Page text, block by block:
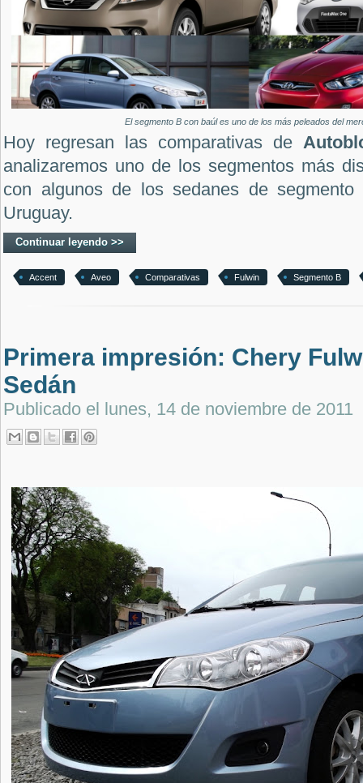
El segmento B con baúl es uno de los más peleados del
Hoy regresan las comparativas de
analizaremos uno de los segmentos más
con algunos de los sedanes de
Uruguay.
Continuar leyendo >>
Accent Aveo Comparativas Fulwin Segmento B
Primera impresión: Chery
Sedán
Publicado el lunes, 14 de noviembre de 2011